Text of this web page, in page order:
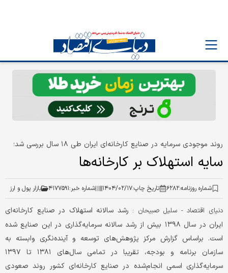
روند موجودی سرمایه در صنایع کارخانه‏‏‌ای ایران طی ۱۸ سال بررسی شد؛
سایه استهلاک بر کارخانه‏‏‌ها
شماره روزنامه:۶۲۸۲ تاریخ چاپ:۱۴۰۴/۰۲/۱۷ شماره خبر:۴۱۷۷۵۹۱ بازار پول و ارز
دنیای اقتصاد - سلیل صبیحان : رشد سالانه استهلاک در صنایع کارخانه‏‏‌ای
ایران در سال ۱۳۹۸ بیش از رشد سالانه سرمایه‌گذاری در این صنایع شده
است. براساس گزارش مرکز پژوهش‏‏‌های توسعه و آینده‏‏‌نگری وابسته به
سازمان برنامه و بودجه، تقریبا در تمامی سال‌های ۱۳۸۱ تا ۱۳۹۷
سرمایه‌گذاری اسمی انجام‌شده در صنایع کارخانه‏‏‌ای کشور روند صعودی